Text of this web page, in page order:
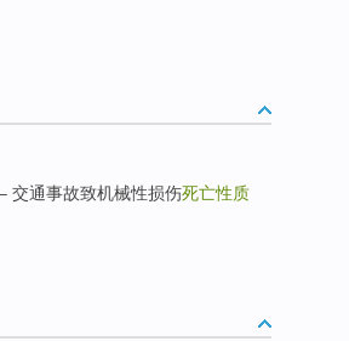
交通事故致机械性损伤死亡性质